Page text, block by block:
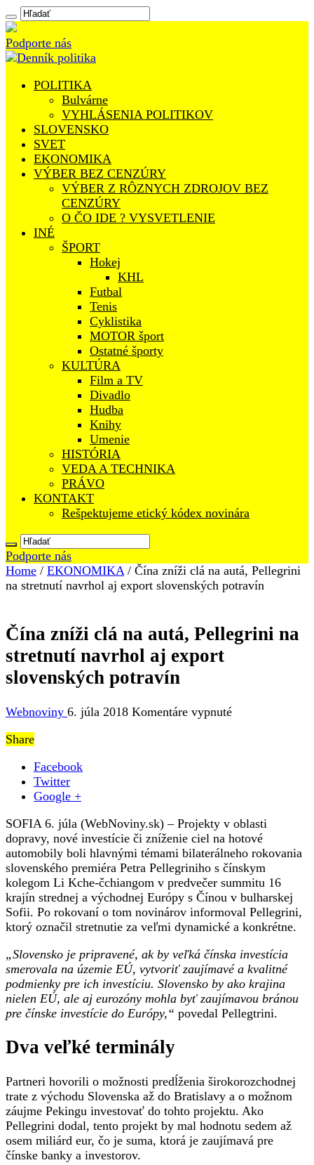
Podporte nás
POLITIKA
Bulvárne
VYHLÁSENIA POLITIKOV
SLOVENSKO
SVET
EKONOMIKA
VÝBER BEZ CENZÚRY
VÝBER Z RÔZNYCH ZDROJOV BEZ
CENZÚRY
O ČO IDE ? VYSVETLENIE
INÉ
ŠPORT
Hokej
KHL
Futbal
Tenis
Cyklistika
MOTOR šport
Ostatné športy
KULTÚRA
Film a TV
Divadlo
Hudba
Knihy
Umenie
HISTÓRIA
VEDA A TECHNIKA
PRÁVO
KONTAKT
Rešpektujeme etický kódex novinára
Podporte nás
Home / EKONOMIKA / Čína zníži clá na autá, Pellegrini
na stretnutí navrhol aj export slovenských potravín
Čína zníži clá na autá, Pellegrini na
stretnutí navrhol aj export
slovenských potravín
Webnoviny 6. júla 2018 Komentáre vypnuténa
stretnutí
navrhol
aj
export
slovenských
potravín
Share
Facebook
Twitter
Google +
SOFIA 6. júla (WebNoviny.sk) – Projekty v oblasti
dopravy, nové investície či zníženie ciel na hotové
automobily boli hlavnými témami bilaterálneho rokovania
slovenského premiéra Petra Pellegriniho s čínskym
kolegom Li Kche-čchiangom v predvečer summitu 16
krajín strednej a východnej Európy s Čínou v bulharskej
Sofii. Po rokovaní o tom novinárov informoval Pellegrini,
ktorý označil stretnutie za veľmi dynamické a konkrétne.
„Slovensko je pripravené, ak by veľká čínska investícia
smerovala na územie EÚ, vytvoriť zaujímavé a kvalitné
podmienky pre ich investíciu. Slovensko by ako krajina
nielen EÚ, ale aj eurozóny mohla byť zaujímavou bránou
pre čínske investície do Európy,“ povedal Pellegtrini.
Dva veľké terminály
Partneri hovorili o možnosti predĺženia širokorozchodnej
trate z východu Slovenska až do Bratislavy a o možnom
záujme Pekingu investovať do tohto projektu. Ako
Pellegrini dodal, tento projekt by mal hodnotu sedem až
osem miliárd eur, čo je suma, ktorá je zaujímavá pre
čínske banky a investorov.